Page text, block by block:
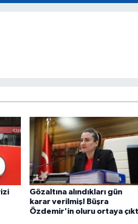
Gözaltına alındıkları gün
karar verilmiş! Büşra
Özdemir'in oluru ortaya